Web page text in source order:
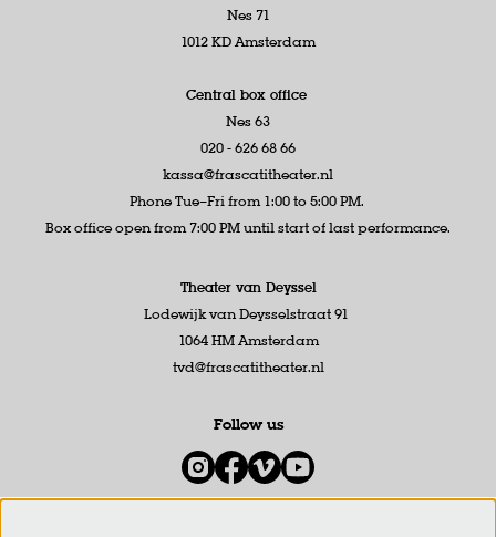
Nes 71
1012 KD Amsterdam
Central box office
Nes 63
020 - 626 68 66
kassa@frascatitheater.nl
Phone Tue–Fri from 1:00 to 5:00 PM.
Box office open from 7:00 PM until start of last performance.
Theater van Deyssel
Lodewijk van Deysselstraat 91
1064 HM Amsterdam
tvd@frascatitheater.nl
Follow us